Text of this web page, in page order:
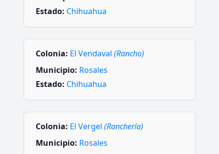
Estado: Chihuahua
Colonia: El Vendaval (Rancho)
Municipio: Rosales
Estado: Chihuahua
Colonia: El Vergel (Ranchería)
Municipio: Rosales